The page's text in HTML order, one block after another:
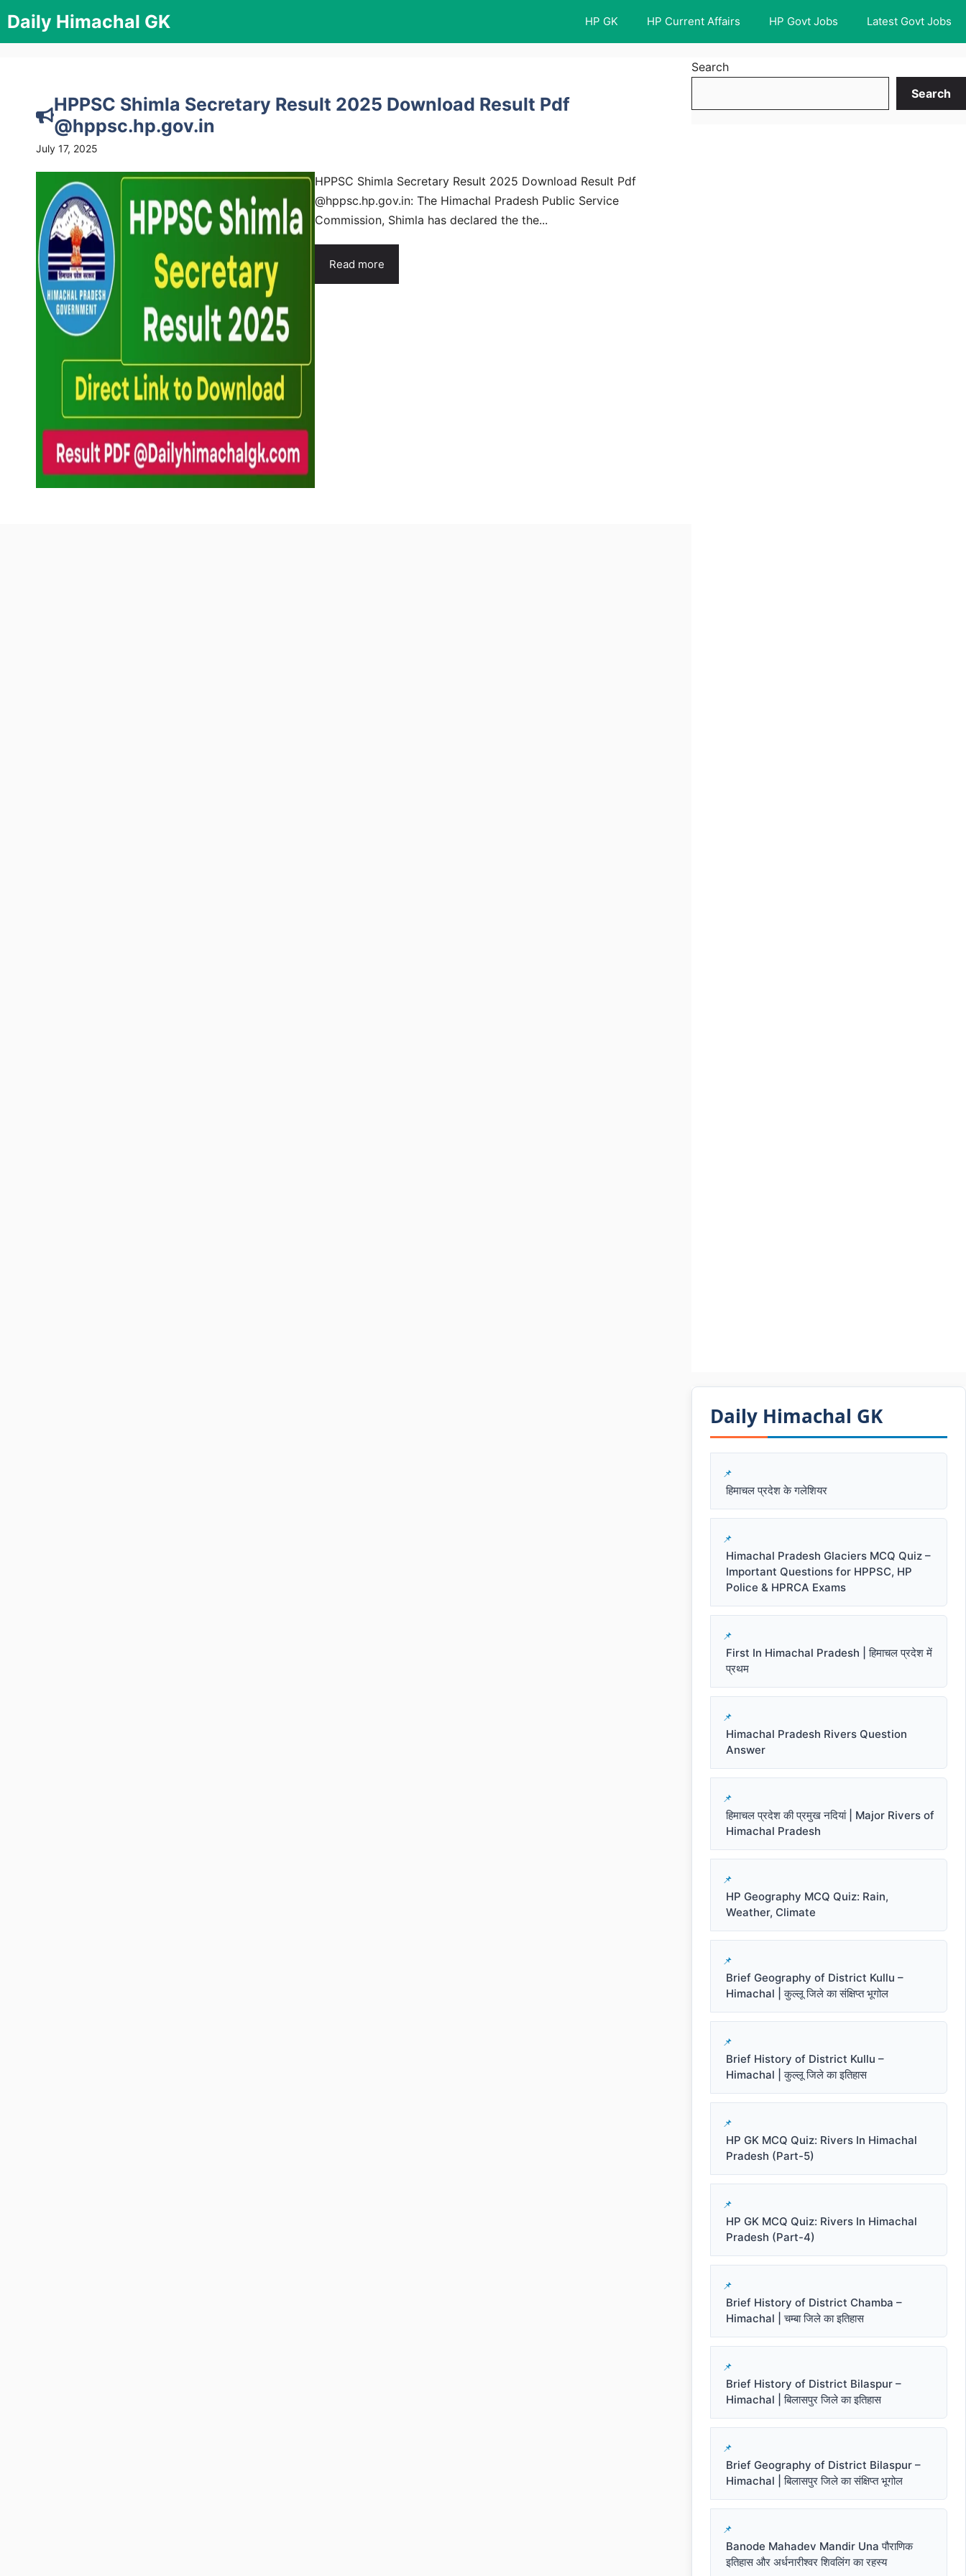
to
content
Daily Himachal GK HP GK HP Current Affairs HP Govt Jobs Latest Govt Jobs
HPPSC Shimla Secretary Result 2025 Download Result Pdf
@hppsc.hp.gov.in
July 17, 2025
HPPSC Shimla Secretary Result 2025 Download Result Pdf
@hppsc.hp.gov.in: The Himachal Pradesh Public Service
Commission, Shimla has declared the the...
Read more
Search
Search
Daily Himachal GK​​
हिमाचल प्रदेश के गलेशियर
Himachal Pradesh Glaciers MCQ Quiz –
Important Questions for HPPSC, HP
Police & HPRCA Exams
First In Himachal Pradesh | हिमाचल प्रदेश में
प्रथम
Himachal Pradesh Rivers Question
Answer
हिमाचल प्रदेश की प्रमुख नदियां | Major Rivers of
Himachal Pradesh
HP Geography MCQ Quiz: Rain,
Weather, Climate
Brief Geography of District Kullu –
Himachal | कुल्लू जिले का संक्षिप्त भूगोल
Brief History of District Kullu –
Himachal | कुल्लू जिले का इतिहास
HP GK MCQ Quiz: Rivers In Himachal
Pradesh (Part-5)
HP GK MCQ Quiz: Rivers In Himachal
Pradesh (Part-4)
Brief History of District Chamba –
Himachal | चम्बा जिले का इतिहास
Brief History of District Bilaspur –
Himachal | बिलासपुर जिले का इतिहास
Brief Geography of District Bilaspur –
Himachal | बिलासपुर जिले का संक्षिप्त भूगोल
Banode Mahadev Mandir Una पौराणिक
इतिहास और अर्धनारीश्वर शिवलिंग का रहस्य